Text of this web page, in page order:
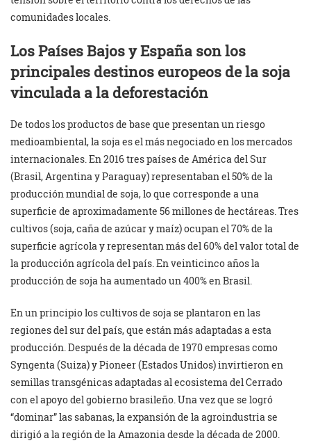
comunidades locales.
Los Países Bajos y España son los
principales destinos europeos de la soja
vinculada a la deforestación
De todos los productos de base que presentan un riesgo
medioambiental, la soja es el más negociado en los mercados
internacionales. En 2016 tres países de América del Sur
(Brasil, Argentina y Paraguay) representaban el 50% de la
producción mundial de soja, lo que corresponde a una
superficie de aproximadamente 56 millones de hectáreas. Tres
cultivos (soja, caña de azúcar y maíz) ocupan el 70% de la
superficie agrícola y representan más del 60% del valor total de
la producción agrícola del país. En veinticinco años la
producción de soja ha aumentado un 400% en Brasil.
En un principio los cultivos de soja se plantaron en las
regiones del sur del país, que están más adaptadas a esta
producción. Después de la década de 1970 empresas como
Syngenta (Suiza) y Pioneer (Estados Unidos) invirtieron en
semillas transgénicas adaptadas al ecosistema del Cerrado
con el apoyo del gobierno brasileño. Una vez que se logró
“dominar” las sabanas, la expansión de la agroindustria se
dirigió a la región de la Amazonia desde la década de 2000.